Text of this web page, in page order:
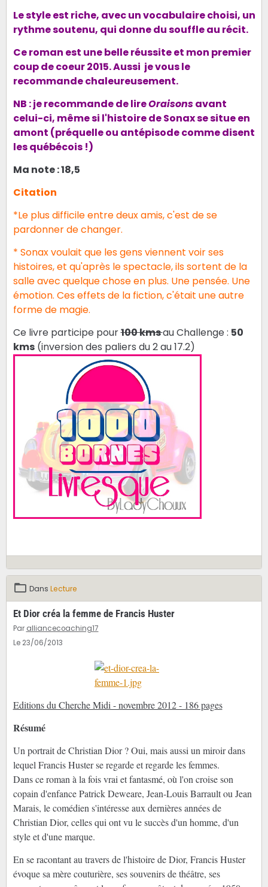
Le style est riche, avec un vocabulaire choisi, un
rythme soutenu, qui donne du souffle au récit.
Ce roman est une belle réussite et mon premier
coup de coeur 2015. Aussi je vous le
recommande chaleureusement.
NB : je recommande de lireOraisonsavant
celui-ci, même si l'histoire de Sonax se situe en
amont (préquelle ou antépisode comme disent
les québécois !)
Ma note : 18,5
Citation
*Le plus difficile entre deux amis, c'est de se
pardonner de changer.
* Sonax voulait que les gens viennent voir ses
histoires, et qu'après le spectacle, ils sortent de la
salle avec quelque chose en plus. Une pensée. Une
émotion. Ces effets de la fiction, c'était une autre
forme de magie.
Ce livre participe pour100 kmsau Challenge : 50
kms(inversion des paliers du 2 au 17.2)
Dans Lecture
Et Dior créa la femme de Francis Huster
Par alliancecoaching17
Le 23/06/2013
Editions du Cherche Midi - novembre 2012 - 186 pages
Résumé
Un portrait de Christian Dior ? Oui, mais aussi un miroir dans
lequel Francis Huster se regarde et regarde les femmes.
Dans ce roman à la fois vrai et fantasmé, où l'on croise son
copain d'enfance Patrick Deweare, Jean-Louis Barrault ou Jean
Marais, le comédien s'intéresse aux dernières années de
Christian Dior, celles qui ont vu le succès d'un homme, d'un
style et d'une marque.
En se racontant au travers de l'histoire de Dior, Francis Huster
évoque sa mère couturière, ses souvenirs de théâtre, ses